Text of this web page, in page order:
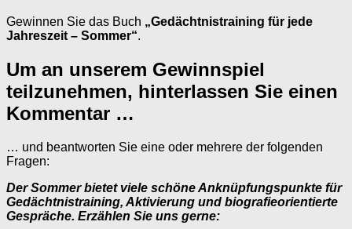
Gewinnen Sie das Buch „Gedächtnistraining für jede
Jahreszeit – Sommer“.
Um an unserem Gewinnspiel
teilzunehmen, hinterlassen Sie einen
Kommentar …
… und beantworten Sie eine oder mehrere der folgenden
Fragen:
Der Sommer bietet viele schöne Anknüpfungspunkte für
Gedächtnistraining, Aktivierung und biografieorientierte
Gespräche. Erzählen Sie uns gerne: